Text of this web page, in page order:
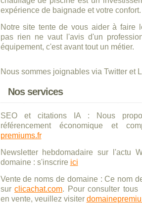
expérience de baignade et votre confort.
Notre site tente de vous aider à faire
pas rien ne vaut l'avis d'un
équipement, c'est avant tout un métier.
Nous sommes joignables via Twitter et
Nos services
SEO et citations IA : Nous
référencement économique et
premiums.fr
Newsletter hebdomadaire sur l'actu
domaine : s'inscrire ici
Vente de noms de domaine : Ce nom
surclicachat.com. Pour consulter
en vente, veuillez visiter